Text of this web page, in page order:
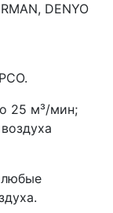
DENYO
25 м³/мин;
любые